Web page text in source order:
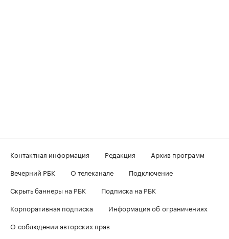
Контактная информация Редакция
Архив программ
Вечерний РБК
О телеканале
Подключение
Скрыть баннеры на РБК
Подписка на РБК
Корпоративная подписка
Информация об ограничениях
О соблюдении авторских прав